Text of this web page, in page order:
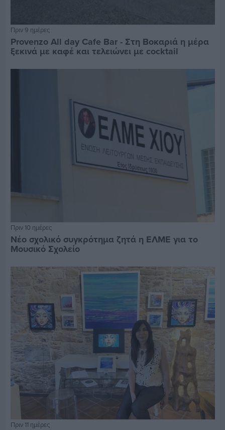
Πριν 9 ημέρες
Provenzo All day Cafe Bar - Στη Βοκαριά η μέρα
ξεκινά με καφέ και τελειώνει με cocktail
Πριν 10 ημέρες
Νέο σχολικό συγκρότημα ζητά η ΕΛΜΕ για το
Μουσικό Σχολείο
Πριν 11 ημέρες